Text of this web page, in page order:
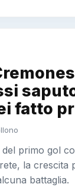
fatto
primo gol
la crescita
battaglia.